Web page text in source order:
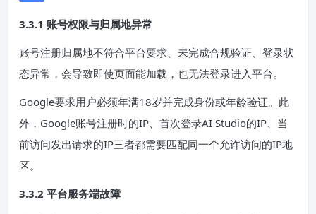
3.3.1 账号权限与归属地异常
账号注册归属地不符合平台要求、未完成合规验证、登录状
态异常，会导致即使页面能加载，也无法登录进入平台。
Google要求用户必须年满18岁并完成身份或年龄验证。此
外，Google账号注册时的IP、首次登录AI Studio的IP、当
前访问发出请求的IP三者都需要匹配同一个允许访问的IP地
区。
3.3.2 平台服务端故障